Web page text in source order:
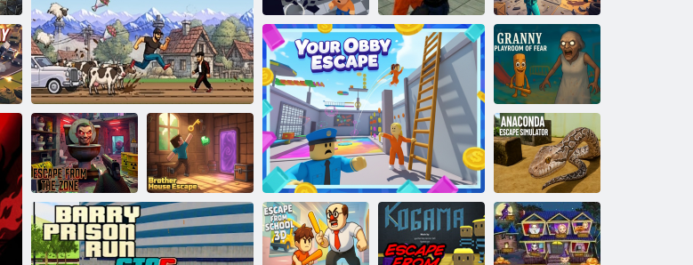
Stick Capodanno in prigione
Corri Maga Run
I prigionieri
corrono
Prison Escape
2020
Tralalelo Tralala
- Evasione
La stanza dei
giochi della
nonna della
paura
Fuga dalla Zona
Fuga dalla casa
del fratello
Simulatore di
fuga di
Anaconda